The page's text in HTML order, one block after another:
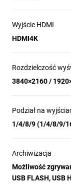
Wyjście HDMI
HDMI4K
Rozdzielczość
3840×2160 /
Podział na
1/4/8/9 (1/4/8/9/
Archiwizacja
Możliwość
USB FLASH, USB